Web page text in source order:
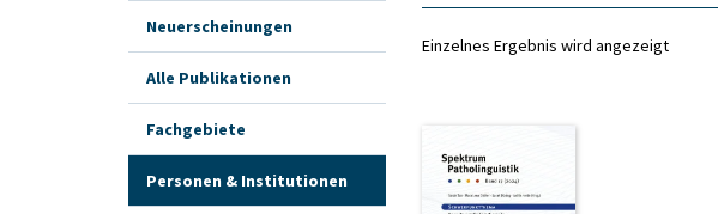
Einzelnes Ergebnis wird angezeigt
Neuerscheinungen
Alle Publikationen
Fachgebiete
Personen & Institutionen